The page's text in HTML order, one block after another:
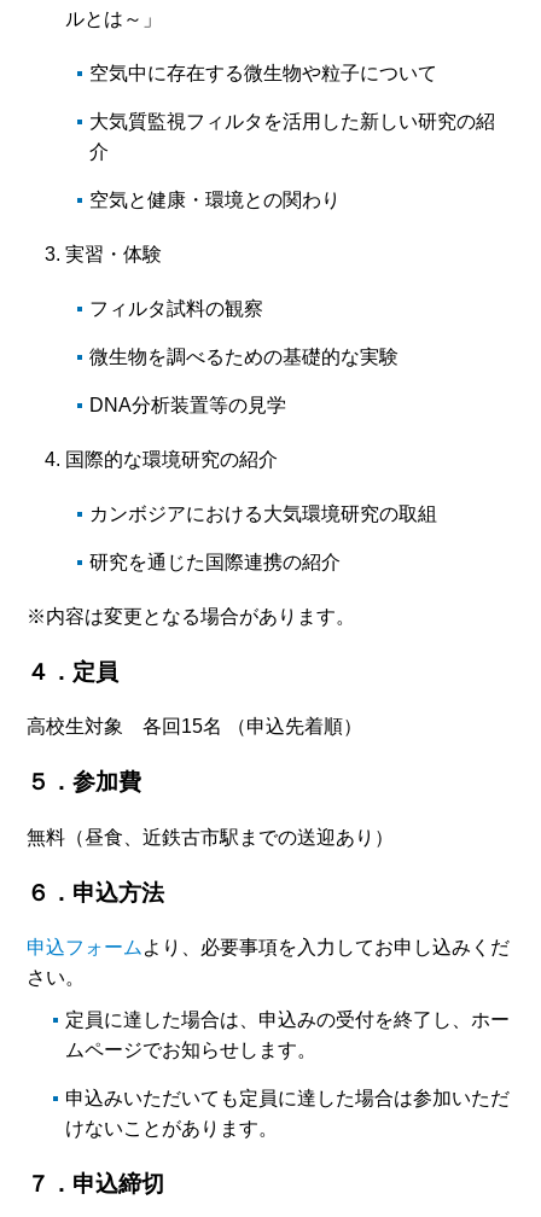
ルとは～」
空気中に存在する微生物や粒子について
大気質監視フィルタを活用した新しい研究の紹
介
空気と健康・環境との関わり
実習・体験
フィルタ試料の観察
微生物を調べるための基礎的な実験
DNA分析装置等の見学
国際的な環境研究の紹介
カンボジアにおける大気環境研究の取組
研究を通じた国際連携の紹介
※内容は変更となる場合があります。
４．定員
高校生対象 各回15名 （申込先着順）
５．参加費
無料（昼食、近鉄古市駅までの送迎あり）
６．申込方法
申込フォーム より、必要事項を入力してお申し込みくだ
さい。
定員に達した場合は、申込みの受付を終了し、ホー
ムページでお知らせします。
申込みいただいても定員に達した場合は参加いただ
けないことがあります。
７．申込締切